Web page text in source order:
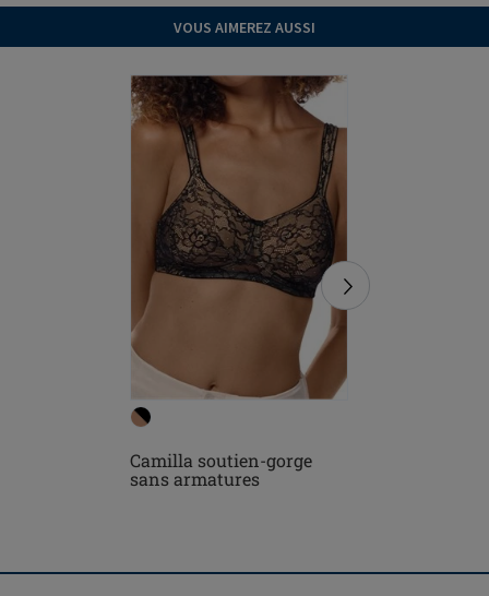
VOUS AIMEREZ AUSSI
Camilla soutien-gorge
sans armatures